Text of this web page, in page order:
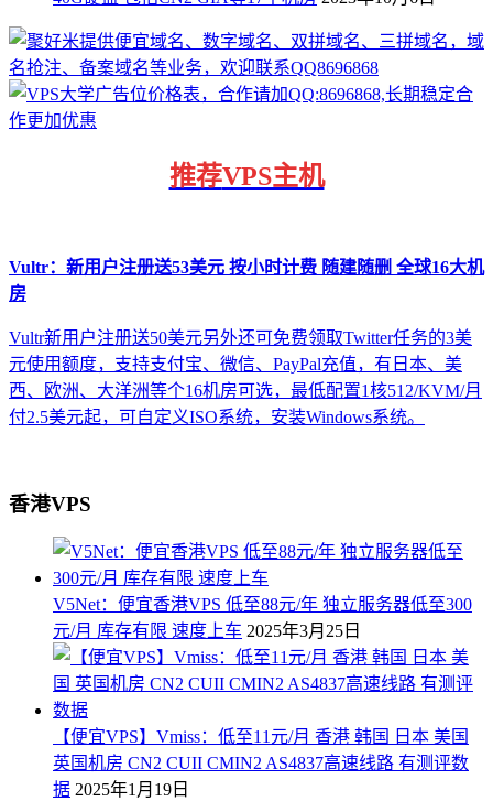
推荐VPS主机
Vultr：新用户注册送53美元 按小时计费 随建随删 全球16大机
房
Vultr新用户注册送50美元另外还可免费领取Twitter任务的3美
元使用额度，支持支付宝、微信、PayPal充值，有日本、美
西、欧洲、大洋洲等个16机房可选，最低配置1核512/KVM/月
付2.5美元起，可自定义ISO系统，安装Windows系统。
香港VPS
V5Net：便宜香港VPS 低至88元/年 独立服务器低至300
元/月 库存有限 速度上车 2025年3月25日
【便宜VPS】Vmiss：低至11元/月 香港 韩国 日本 美国
英国机房 CN2 CUII CMIN2 AS4837高速线路 有测评数
据 2025年1月19日